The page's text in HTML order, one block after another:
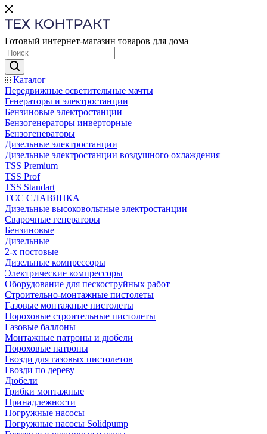
Готовый интернет-магазин товаров для дома
Каталог
Передвижные осветительные мачты
Генераторы и электростанции
Бензиновые электростанции
Бензогенераторы инверторные
Бензогенераторы
Дизельные электростанции
Дизельные электростанции воздушного охлаждения
TSS Premium
TSS Prof
TSS Standart
ТСС СЛАВЯНКА
Дизельные высоковольтные электростанции
Сварочные генераторы
Бензиновые
Дизельные
2-х постовые
Дизельные компрессоры
Электрические компрессоры
Оборудование для пескоструйных работ
Строительно-монтажные пистолеты
Газовые монтажные пистолеты
Пороховые строительные пистолеты
Газовые баллоны
Монтажные патроны и дюбели
Пороховые патроны
Гвозди для газовых пистолетов
Гвозди по дереву
Дюбели
Грибки монтажные
Принадлежности
Погружные насосы
Погружные насосы Solidpump